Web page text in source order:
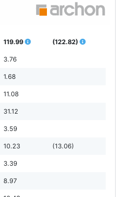
119.99 (122.82)
3.76
1.68
11.08
31.12
3.59
10.23 (13.06)
3.39
8.97